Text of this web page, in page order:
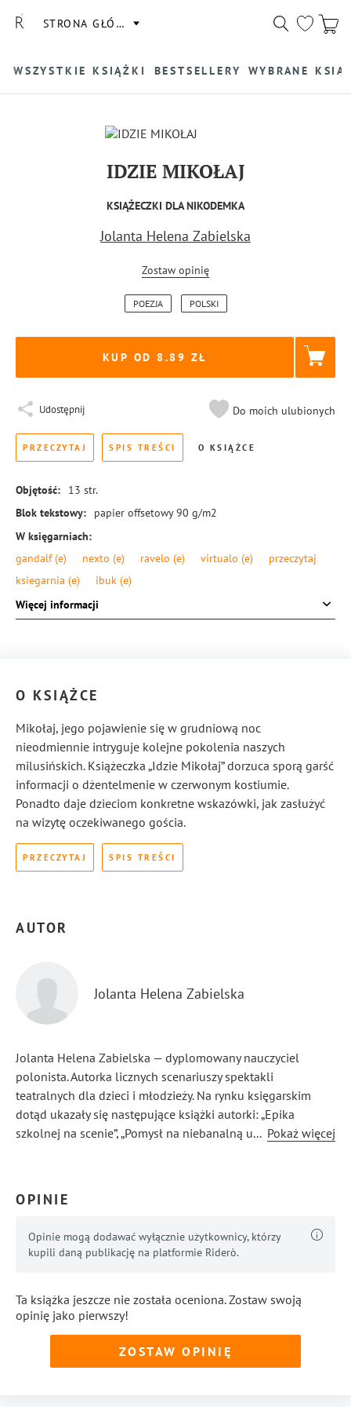
STRONA GŁÓWNA
WSZYSTKIE KSIĄŻKI BESTSELLERY WYBRANE
IDZIE MIKOŁAJ
KSIĄŻECZKI DLA NIKODEMKA
Jolanta Helena Zabielska
Zostaw opinię
POEZJA POLSKI
KUP OD 8.89
Udostępnij Do moich ulubionych
PRZECZYTAJ SPIS TREŚCI O KSIĄŻCE
Objętość: 13 str.
Blok tekstowy:
papier offsetowy 90 g/m2
W księgarniach:
gandalf (e) nexto (e) ravelo (e) virtualo (e)
przeczytaj
ksiegarnia (e) ibuk (e)
Format: 145 × 205 mm
Więcej informacji
O KSIĄŻCE
Mikołaj, jego pojawienie się w grudniową noc
nieodmiennie intryguje kolejne pokolenia naszych
milusińskich. Książeczka „Idzie Mikołaj” dorzuca sporą garść
informacji o dżentelmenie w czerwonym kostiumie.
Ponadto daje dzieciom konkretne wskazówki, jak zasłużyć
na wizytę oczekiwanego gościa.
PRZECZYTAJ SPIS TREŚCI
AUTOR
Jolanta Helena Zabielska
Jolanta Helena Zabielska — dyplomowany nauczyciel
polonista. Autorka licznych scenariuszy spektakli
teatralnych dla dzieci i młodzieży. Na rynku księgarskim
dotąd ukazały się następujące książki autorki: „Epika
szkolnej na scenie”, „Pomysł na niebanalną uroczystość
... Pokaż więcej
OPINIE
Opinie mogą dodawać wyłącznie użytkownicy, którzy
kupili daną publikację na platformie Riderò.
Ta książka jeszcze nie została oceniona. Zostaw swoją
opinię jako pierwszy!
ZOSTAW OPINIĘ